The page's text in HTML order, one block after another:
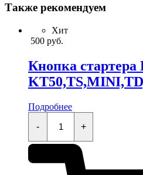
Также рекомендуем
Хит
500 руб.
Кнопка стартера
Подробнее
-
стартера+